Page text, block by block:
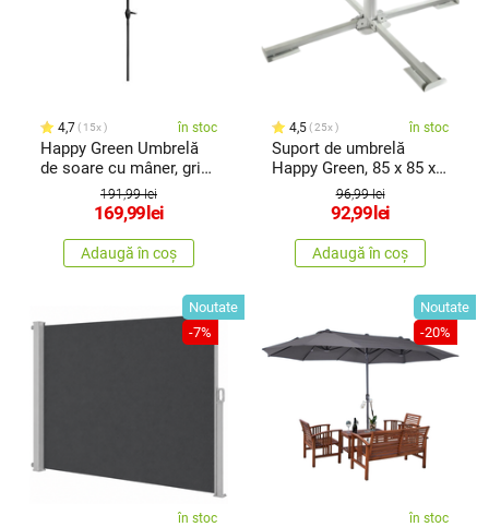
4,7 15x în stoc
Happy Green Umbrelă
de soare cu mâner, gri
închis,diametru 230 cm
191,99 lei
169,99 lei
Adaugă în coș
4,5 25x în stoc
Suport de umbrelă
Happy Green, 85 x 85 x
96,99 lei
92,99 lei
Adaugă în coș
Noutate
-7%
în stoc
Noutate
-20%
în stoc